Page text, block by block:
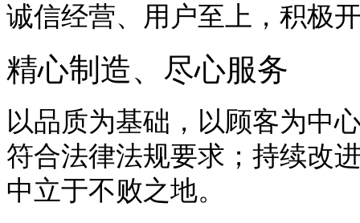
诚信经营、用户至上，积极
精心制造、尽心服务
以品质为基础，以顾客为中
符合法律法规要求；持续改
中立于不败之地。